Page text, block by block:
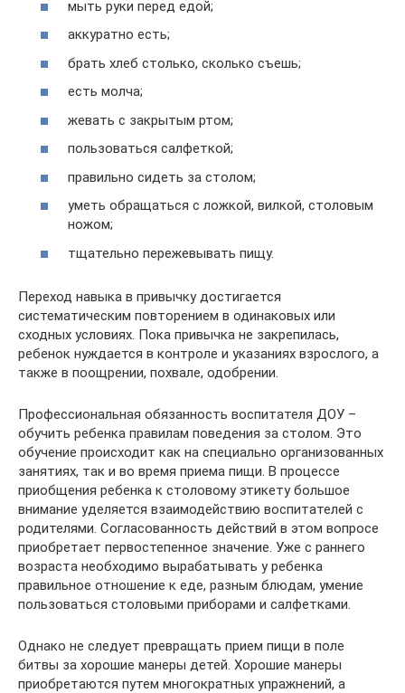
мыть руки перед едой;
аккуратно есть;
брать хлеб столько, сколько съешь;
есть молча;
жевать с закрытым ртом;
пользоваться салфеткой;
правильно сидеть за столом;
уметь обращаться с ложкой, вилкой, столовым
ножом;
тщательно пережевывать пищу.
Переход навыка в привычку достигается
систематическим повторением в одинаковых или
сходных условиях. Пока привычка не закрепилась,
ребенок нуждается в контроле и указаниях взрослого, а
также в поощрении, похвале, одобрении.
Профессиональная обязанность воспитателя ДОУ –
обучить ребенка правилам поведения за столом. Это
обучение происходит как на специально организованных
занятиях, так и во время приема пищи. В процессе
приобщения ребенка к столовому этикету большое
внимание уделяется взаимодействию воспитателей с
родителями. Согласованность действий в этом вопросе
приобретает первостепенное значение. Уже с раннего
возраста необходимо вырабатывать у ребенка
правильное отношение к еде, разным блюдам, умение
пользоваться столовыми приборами и салфетками.
Однако не следует превращать прием пищи в поле
битвы за хорошие манеры детей. Хорошие манеры
приобретаются путем многократных упражнений, а